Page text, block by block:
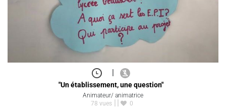
|
"Un établissement, une question"
Animateur/ animatrice
78 vues
0